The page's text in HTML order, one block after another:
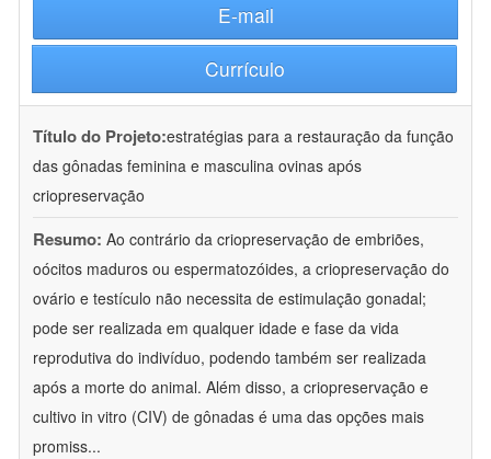
E-mail
Currículo
Título do Projeto:estratégias para a restauração da função
das gônadas feminina e masculina ovinas após
criopreservação
Resumo: Ao contrário da criopreservação de embriões,
oócitos maduros ou espermatozóides, a criopreservação do
ovário e testículo não necessita de estimulação gonadal;
pode ser realizada em qualquer idade e fase da vida
reprodutiva do indivíduo, podendo também ser realizada
após a morte do animal. Além disso, a criopreservação e
cultivo in vitro (CIV) de gônadas é uma das opções mais
promiss...